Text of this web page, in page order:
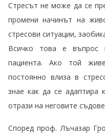
Стресът не може да се
промени начинът на
стресови ситуации,
Всичко това е въпрос
пациента. Ако той
постоянно влиза в
знае как да се
отрази на неговите
Според проф. Лъчазар